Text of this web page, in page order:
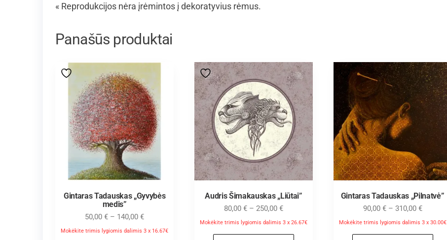
« Reprodukcijos nėra įrėmintos į dekoratyvius rėmus.
Panašūs produktai
Gintaras Tadauskas „Gyvybės
medis”
50,00€ – 140,00€
Mokėkite trimis lygiomis dalimis 3 x 16.67€
Audris Šimakauskas „Liūtai”
80,00 € – 250,00 €
Mokėkite trimis lygiomis dalimis 3 x 26.67€
Gintaras Tadauskas „Pilnatvė”
90,00 € – 310,00 €
Mokėkite trimis lygiomis dalimis 3 x 30.00€